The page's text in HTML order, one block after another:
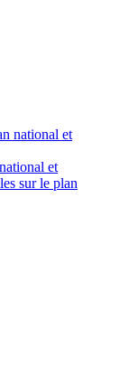
et
sur le plan
HAAC/12-